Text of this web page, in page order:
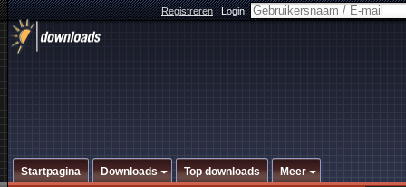
Registreren|Login:
Startpagina Downloads Top downloads Meer